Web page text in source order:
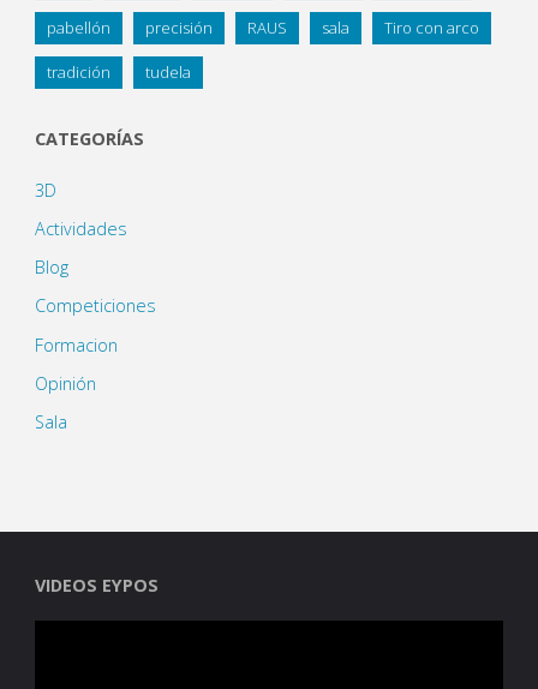
pabellón precisión RAUS sala Tiro con arco
tradición tudela
CATEGORÍAS
3D
Actividades
Blog
Competiciones
Formacion
Opinión
Sala
VIDEOS EYPOS